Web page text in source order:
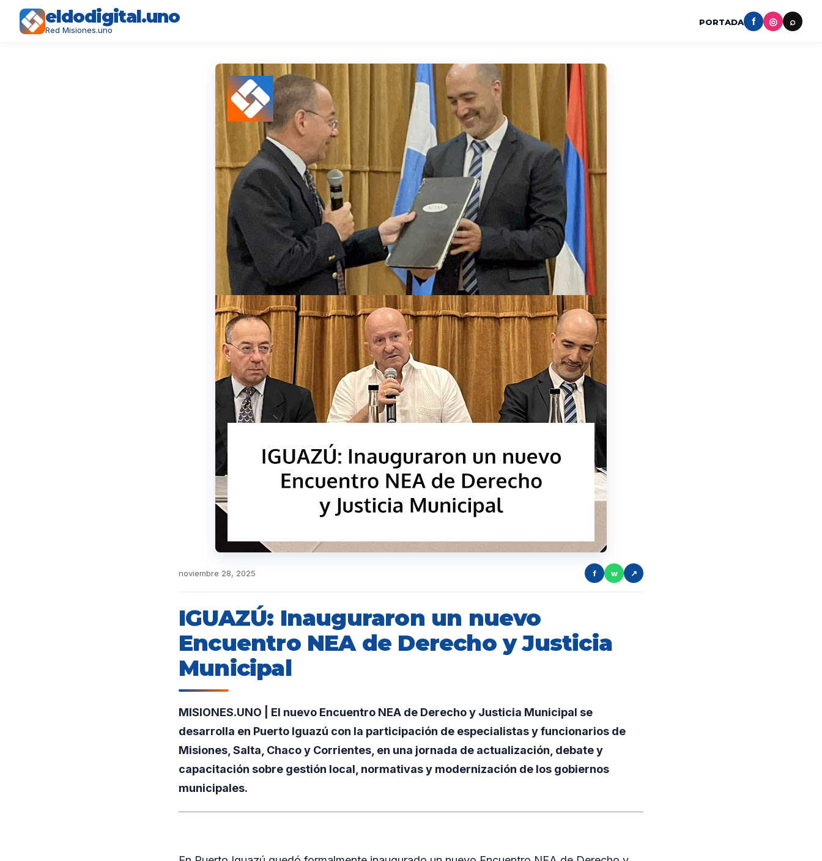
eldodigital.uno
Red Misiones.uno
PORTADA f ◎ ⌕
noviembre 28, 2025 f w ↗
IGUAZÚ: Inauguraron un nuevo
Encuentro NEA de Derecho y Justicia
Municipal
MISIONES.UNO | El nuevo Encuentro NEA de Derecho y Justicia Municipal se
desarrolla en Puerto Iguazú con la participación de especialistas y funcionarios de
Misiones, Salta, Chaco y Corrientes, en una jornada de actualización, debate y
capacitación sobre gestión local, normativas y modernización de los gobiernos
municipales.